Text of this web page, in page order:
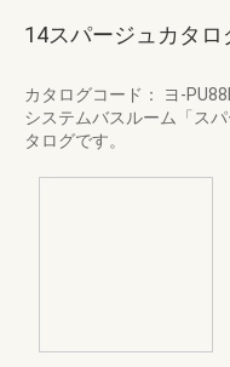
14スパージュカタロ
カタログコード： ヨ-
システムバスルーム「ス
タログです。